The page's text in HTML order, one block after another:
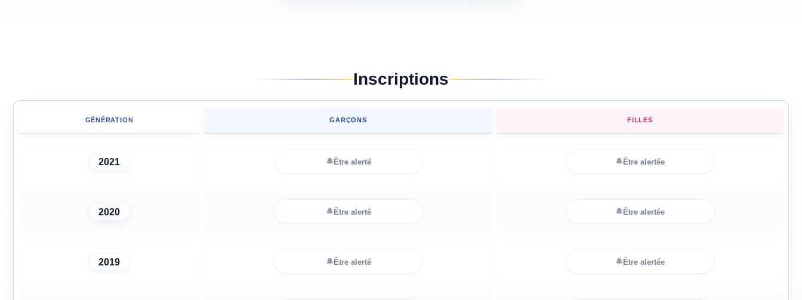
Inscriptions
GÉNÉRATION GARÇONS FILLES
2021 🔔Être alerté 🔔Être alertée
2020 🔔Être alerté 🔔Être alertée
2019 🔔Être alerté 🔔Être alertée